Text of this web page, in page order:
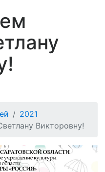
2021
Викторовну!